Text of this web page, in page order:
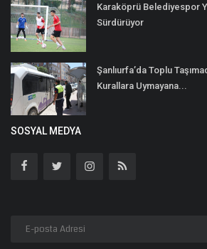
Karaköprü Belediyespor
Sürdürüyor
Şanlıurfa’da Toplu
Kurallara Uymayana...
SOSYAL MEDYA